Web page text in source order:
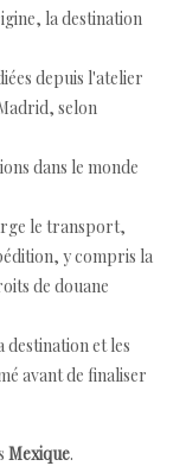
la destination
depuis l'atelier
selon
dans le monde
le transport,
y compris la
de douane
destination et les
avant de finaliser
Mexique.